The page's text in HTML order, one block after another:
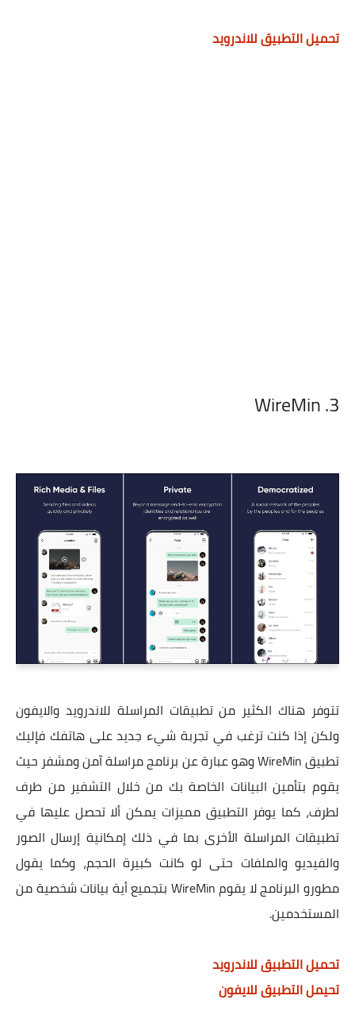
تحميل التطبيق للاندرويد
3. WireMin‏
تتوفر هناك الكثير من تطبيقات المراسلة للاندرويد والايفون
ولكن إذا كنت ترغب في تجربة شيء جديد على هاتفك فإليك
تطبيق WireMin‏ وهو عبارة عن برنامج مراسلة آمن ومشفر حيث
يقوم بتأمين البيانات الخاصة بك من خلال التشفير من طرف
لطرف، كما يوفر التطبيق مميزات يمكن ألا تحصل عليها في
تطبيقات المراسلة الأخرى بما في ذلك إمكانية إرسال الصور
والفيديو والملفات حتى لو كانت كبيرة الحجم، وكما يقول
مطورو البرنامج لا يقوم WireMin‏ بتجميع أية بيانات شخصية من
المستخدمين.
تحميل التطبيق للاندرويد
تحيمل التطبيق للايفون